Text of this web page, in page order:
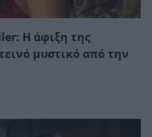
Η άφιξη της
μυστικό από την